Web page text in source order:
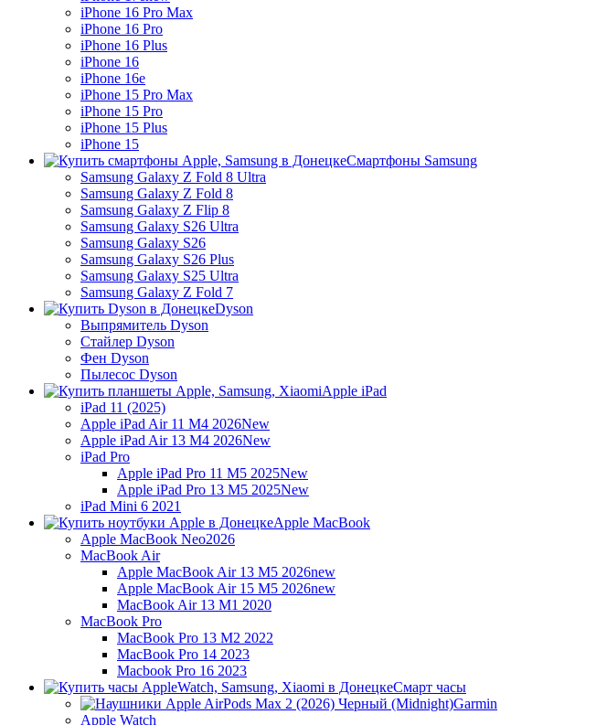
iPhone 16 Pro Max
iPhone 16 Pro
iPhone 16 Plus
iPhone 16
iPhone 16e
iPhone 15 Pro Max
iPhone 15 Pro
iPhone 15 Plus
iPhone 15
Смартфоны Samsung
Samsung Galaxy Z Fold 8 Ultra
Samsung Galaxy Z Fold 8
Samsung Galaxy Z Flip 8
Samsung Galaxy S26 Ultra
Samsung Galaxy S26
Samsung Galaxy S26 Plus
Samsung Galaxy S25 Ultra
Samsung Galaxy Z Fold 7
Dyson
Выпрямитель Dyson
Стайлер Dyson
Фен Dyson
Пылесос Dyson
Apple iPad
iPad 11 (2025)
Apple iPad Air 11 M4 2026New
Apple iPad Air 13 M4 2026New
iPad Pro
Apple iPad Pro 11 M5 2025New
Apple iPad Pro 13 M5 2025New
iPad Mini 6 2021
Apple MacBook
Apple MacBook Neo2026
MacBook Air
Apple MacBook Air 13 M5 2026new
Apple MacBook Air 15 M5 2026new
MacBook Air 13 M1 2020
MacBook Pro
MacBook Pro 13 M2 2022
MacBook Pro 14 2023
Macbook Pro 16 2023
Смарт часы
Garmin
Apple Watch